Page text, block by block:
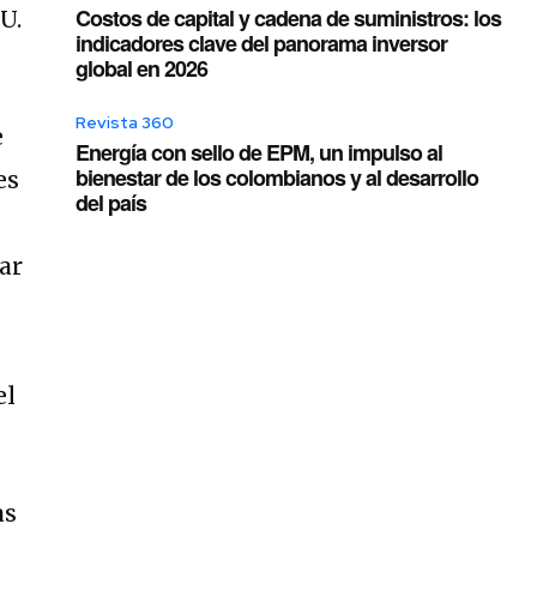
Costos de capital y cadena de suministros: los
indicadores clave del panorama inversor
global en 2026
Revista 360
Energía con sello de EPM, un impulso al
bienestar de los colombianos y al desarrollo
del país